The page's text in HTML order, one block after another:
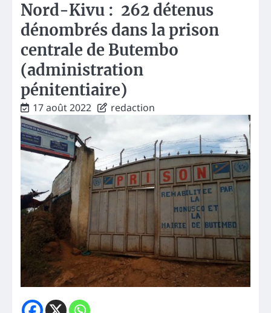
Nord-Kivu : 262 détenus
dénombrés dans la prison
centrale de Butembo
(administration
pénitentiaire)
17 août 2022 redaction